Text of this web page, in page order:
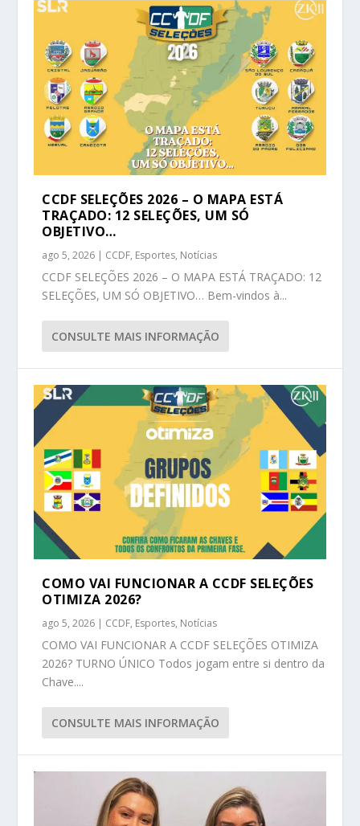
CCDF SELEÇÕES 2026 – O MAPA ESTÁ
TRAÇADO: 12 SELEÇÕES, UM SÓ
OBJETIVO…
ago 5, 2026 | CCDF, Esportes, Notícias
CCDF SELEÇÕES 2026 – O MAPA ESTÁ TRAÇADO: 12
SELEÇÕES, UM SÓ OBJETIVO… Bem-vindos à...
CONSULTE MAIS INFORMAÇÃO
COMO VAI FUNCIONAR A CCDF SELEÇÕES
OTIMIZA 2026?
ago 5, 2026 | CCDF, Esportes, Notícias
COMO VAI FUNCIONAR A CCDF SELEÇÕES OTIMIZA
2026? TURNO ÚNICO Todos jogam entre si dentro da
Chave....
CONSULTE MAIS INFORMAÇÃO